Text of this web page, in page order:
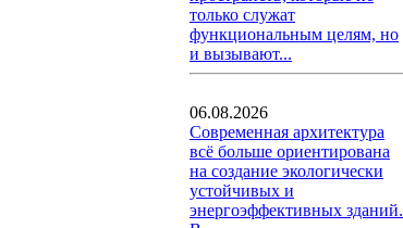
только служат
функциональным целям, но
и вызывают...
06.08.2026
Современная архитектура
всё больше ориентирована
на создание экологически
устойчивых и
энергоэффективных зданий.